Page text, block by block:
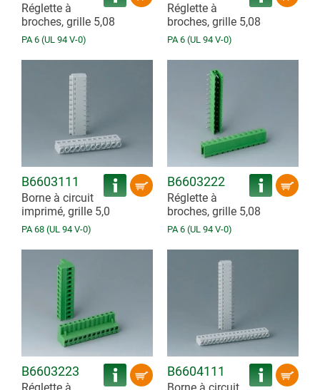
Réglette à
broches, grille 5,08
PA 6 (UL 94 V-0)
Réglette à
broches, grille 5,08
PA 6 (UL 94 V-0)
B6603111
Borne à circuit
imprimé, grille 5,0
PA 68 (UL 94 V-0)
B6603222
Réglette à
broches, grille 5,08
PA 6 (UL 94 V-0)
B6603223 B6604111